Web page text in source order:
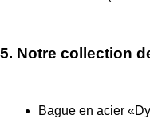
5. Notre collection
Bague en acier